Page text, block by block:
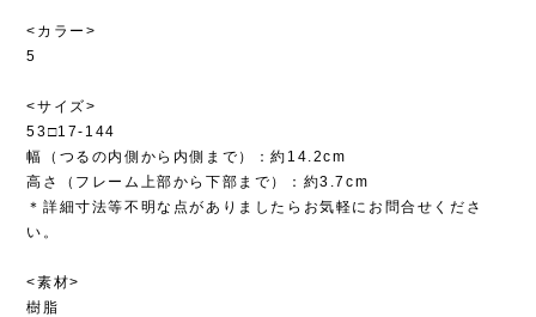
<カラー>
5
<サイズ>
53□17-144
幅（つるの内側から内側まで）：約14.2cm
高さ（フレーム上部から下部まで）：約3.7cm
＊詳細寸法等不明な点がありましたらお気軽にお問合せくださ
い。
<素材>
樹脂